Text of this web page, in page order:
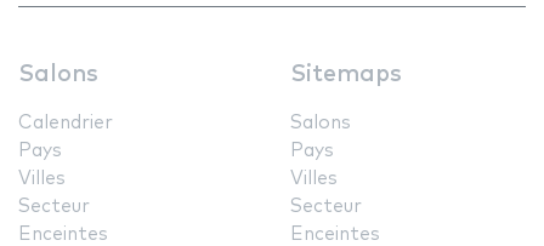
Salons
Calendrier
Pays
Villes
Secteur
Enceintes
Sitemaps
Salons
Pays
Villes
Secteur
Enceintes